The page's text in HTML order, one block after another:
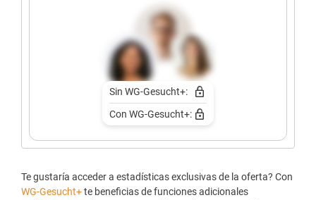
Sin WG-Gesucht+:
Con WG-Gesucht+:
Te gustaría acceder a estadísticas exclusivas de la oferta? Con
WG-Gesucht+te beneficias de funciones adicionales